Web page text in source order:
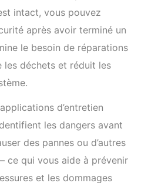
intact, vous pouvez
après avoir terminé un
le besoin de réparations
les déchets et réduit les
d’entretien
les dangers avant
des pannes ou d’autres
ce qui vous aide à prévenir
et les dommages